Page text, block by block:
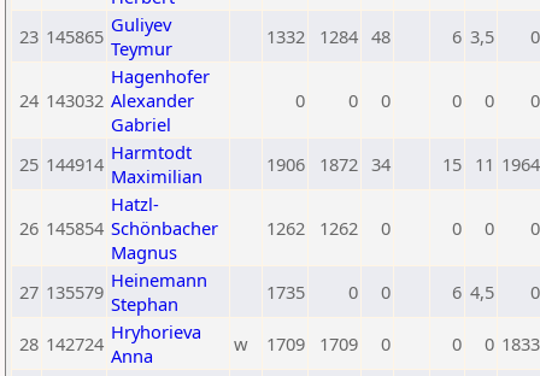
23 145865 Guliyev
Teymur
1332 1284 48 6 3,5 0
24 143032
Hagenhofer
Alexander
Gabriel
0 0 0 0 0 0
25 144914 Harmtodt
Maximilian
1906 1872 34 15 11 1964
26 145854
Hatzl-
Schönbacher
Magnus
1262 1262 0 0 0 0
27 135579 Heinemann
Stephan
1735 0 0 6 4,5 0
28 142724 Hryhorieva
Anna
w 1709 1709 0 0 0 1833